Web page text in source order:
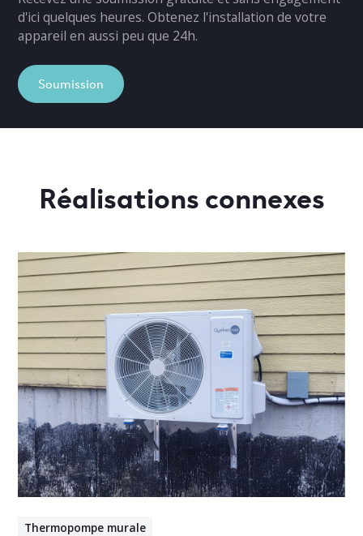
d'ici quelques heures. Obtenez l'installation de votre
appareil en aussi peu que 24h.
Soumission
Réalisations connexes
Thermopompe murale